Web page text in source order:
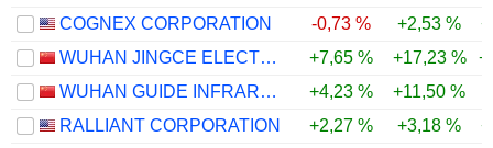
COGNEX CORPORATION
-0,73 % +2,53 %
WUHAN JINGCE ELECTRONICS GROUP CO., LTD.
+7,65 % +17,23 %
WUHAN GUIDE INFRARED CO., LTD.
+4,23 % +11,50 %
RALLIANT CORPORATION
+2,27 % +3,18 %